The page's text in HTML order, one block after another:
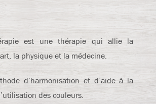
est une thérapie qui allie la
la physique et la médecine.
d’harmonisation et d’aide à la
des couleurs.